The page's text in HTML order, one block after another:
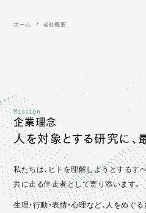
ホーム 会社概要
企業理念
Mission
人を対象とする研究に、
私たちは、ヒトを理解しようとするす
共に走る伴走者として寄り添います。
生理・行動・表情・心理など、人をめぐ